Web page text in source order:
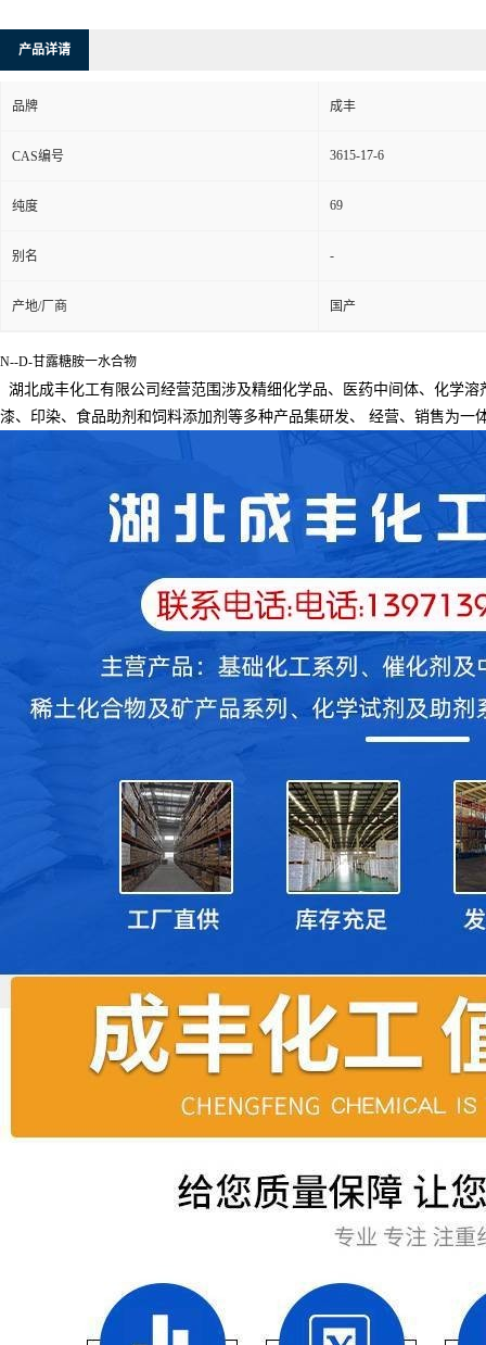
产品详请
品牌 成丰
CAS编号 3615-17-6
纯度 69
别名 -
产地/厂商 国产
N--D-甘露糖胺一水合物
湖北成丰化工有限公司经营范围涉及精细化学品、医药中间体、化学
漆、印染、食品助剂和饲料添加剂等多种产品集研发、
经营、销售为一